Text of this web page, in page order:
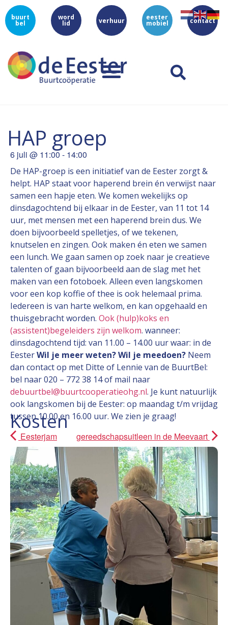
buurt
bel
word
lid verhuur eester
mobiel contact
HAP groep
6 juli @ 11:00- 14:00
De HAP-groep is een initiatief van de Eester zorgt &
helpt. HAP staat voor haperend brein én verwijst naar
samen een hapje eten. We komen wekelijks op
dinsdagochtend bij elkaar in de Eester, van 11 tot 14
uur, met mensen met een haperend brein dus. We
doen bijvoorbeeld spelletjes, of we tekenen,
knutselen en zingen. Ook maken én eten we samen
een lunch. We gaan samen op zoek naar je creatieve
talenten of gaan bijvoorbeeld aan de slag met het
maken van een fotoboek. Alleen even langskomen
voor een kop koffie of thee is ook helemaal prima.
Iedereen is van harte welkom, en kan opgehaald en
thuisgebracht worden. Ook (hulp)koks en
(assistent)begeleiders zijn welkom. wanneer:
dinsdagochtend tijd: van 11.00 – 14.00 uur waar: in de
EesterWil je meer weten? Wil je meedoen? Neem
dan contact op met Ditte of Lennie van de BuurtBel:
bel naar 020 – 772 38 14 of mail naar
debuurtbel@buurtcooperatieohg.nl. Je kunt natuurlijk
ook langskomen bij de Eester: op maandag t/m vrijdag
tussen 10.00 en 16.00 uur. We zien je graag!
Kosten
Eesterjam gereedschapsuitleen in de Meevaart